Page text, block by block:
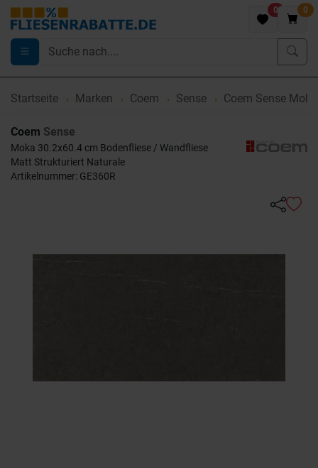
0 0
Startseite Marken Coem Sense Coem Sense
Coem Sense
Moka 30.2x60.4 cm Bodenfliese / Wandfliese
Matt Strukturiert Naturale
Artikelnummer: GE360R